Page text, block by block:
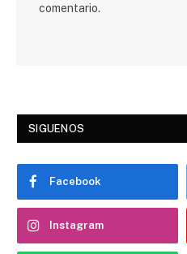
comentario.
SIGUENOS
Facebook
Instagram